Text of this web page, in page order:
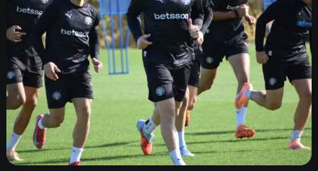
Γ ΕΘΝΙΚΗ
Α1 ΕΠΣΗ
Α2 ΕΠΣΗ
Β1 ΕΠΣΗ
Β2 ΕΠΣΗ